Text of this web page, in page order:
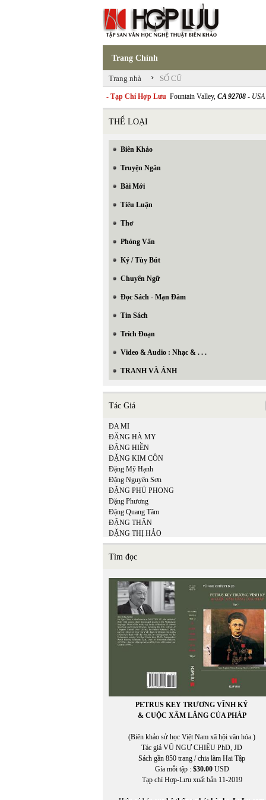
Trang Chính
Trang nhà › SỐ CŨ
- Tạp Chí Hợp Lưu Fountain Valley, CA 92708 - USA
THỂ LOẠI
Biên Khảo
Truyện Ngắn
Bài Mới
Tiểu Luận
Thơ
Phỏng Vấn
Ký / Tùy Bút
Chuyển Ngữ
Đọc Sách - Mạn Đàm
Tin Sách
Trích Đoạn
Video & Audio : Nhạc & . . .
TRANH VÀ ẢNH
Tác Giả
ĐA MI
ĐẶNG HÀ MY
ĐẶNG HIỀN
ĐẶNG KIM CÔN
Đặng Mỹ Hạnh
Đặng Nguyên Sơn
ĐẶNG PHÚ PHONG
Đặng Phương
Đặng Quang Tâm
ĐẶNG THÂN
ĐẶNG THỊ HẢO
Đặng Thị Thanh Hương
ĐẶNG THƠ THƠ
ĐẶNG VĂN SINH
Đặng Xuân Xuyến
Đặng-Vũ Vương chuyển ngữ
Đào Duy Anh
ĐÀO TUẤN ẢNH
Đào Tuấn Ảnh chuyển ngữ
Đào Vũ Anh Hùng
ĐÌNH ĐÌNH
ĐÌNH NGUYÊN
ĐINH THỊ THU VÂN
Đinh Từ Bích Thúy
ĐINH VĂN TUẤN
Đinh Văn Tuấn dich
ĐỖ BÍCH THÚY
Tìm đọc
PETRUS KEY TRƯƠNG VĨNH KÝ
& CUỘC XÂM LĂNG CỦA PHÁP
(Biên khảo sử học Việt Nam xã hội văn hóa.)
Tác giả VŨ NGỰ CHIÊU PhD, JD
Sách gần 850 trang / chia làm Hai Tập
Gía mỗi tập : $30.00USD
Tạp chí Hợp-Lưu xuất bản 11-2019